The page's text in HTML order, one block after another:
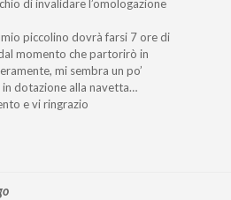
di invalidare l’omologazione
piccolino dovrà farsi 7 ore di
momento che partorirò in
mi sembra un po’
dotazione alla navetta…
e vi ringrazio